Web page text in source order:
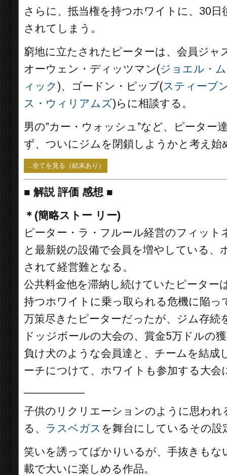
さらに、抵当権を持つホワイトに、30
されてしまう。
窮地に立たされたピーターは、会員ジャ
オーウェン・ディッツマン(ジョエル・
ィック)、ゴードン・ピッブ(スティーブ
ス・ウィリアムズ)らに相談する。
男の”カー・ウォッシュ”など、ピータ
ず、ついにジムを閉鎖しようかと考え始
...全てを見る（結末あり）
■ 解説 評価 感想 ■
＊(簡略ストー リー)
ピーター・ラ・フルール経営のフィット
と最新鋭の設備で会員を増やしている、
されて経営難となる。
公共料金他を滞納し続けていたピータ
持つホワイトに乗っ取られる危機に陥っ
万策尽きたピーターだったが、ジム存続
ドッジボールの大会の、賞金5万ドルの
負け犬のような会員達と、チームを結
ーチにつけて、ホワイトも参加する大
子供のリクリエーションのように思わ
る、 ラスベガス を舞台にしているその設
笑いを誘ってばかりいるが、手抜きも
載で大いに楽しめる作品。